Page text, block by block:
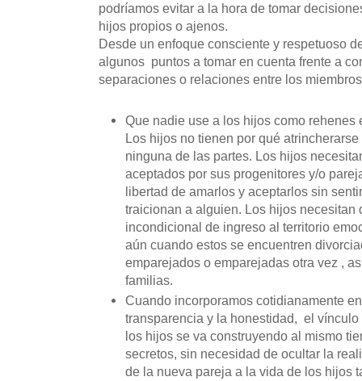
podríamos evitar a la hora de tomar
hijos propios o ajenos.
Desde un enfoque consciente y respetuoso
algunos puntos a tomar en cuenta frente a
separaciones o relaciones entre los
Que nadie use a los hijos como rehenes
Los hijos no tienen por qué
ninguna de las partes. Los hijos
aceptados por sus progenitores y/o
libertad de amarlos y aceptarlos sin
traicionan a alguien. Los hijos necesitan
incondicional de ingreso al territorio
aún cuando estos se encuentren
emparejados o emparejadas otra vez ,
familias.
Cuando incorporamos cotidianamente
transparencia y la honestidad, el
los hijos se va construyendo al mismo
secretos, sin necesidad de ocultar la
de la nueva pareja a la vida de los hijos